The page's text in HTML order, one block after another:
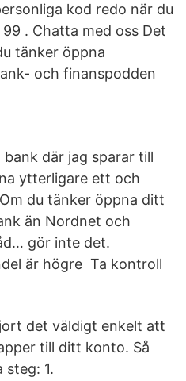
kod redo när du
. Chatta med oss Det
tänker öppna
och finanspodden
där jag sparar till
ytterligare ett och
du tänker öppna ditt
än Nordnet och
gör inte det.
är högre Ta kontroll
det väldigt enkelt att
till ditt konto. Så
steg: 1.